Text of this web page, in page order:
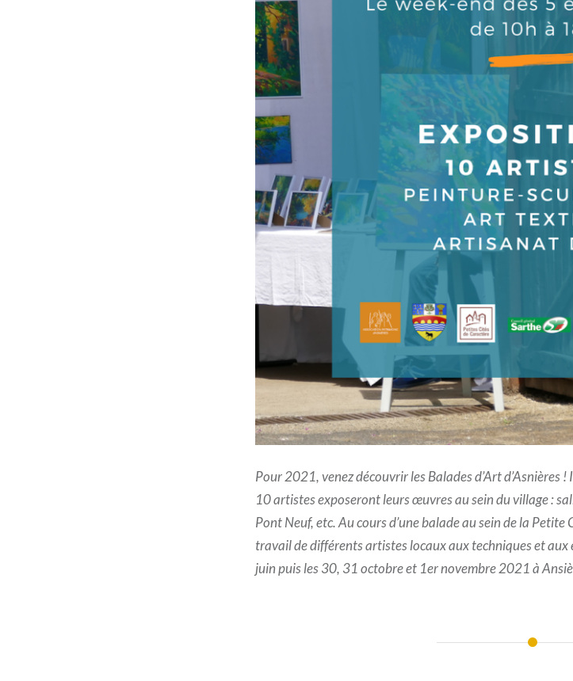
Pour 2021, venez découvrir les Balades d’Art d’Asnières
10 artistes exposeront leurs œuvres au sein du village :
Pont Neuf, etc. Au cours d’une balade au sein de la
travail de différents artistes locaux aux techniques et aux
juin puis les 30, 31 octobre et 1er novembre 2021 à